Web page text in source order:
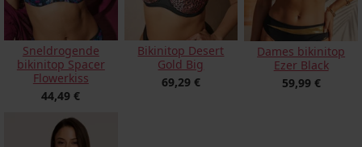
Sneldrogende
bikinitop Spacer
Flowerkiss
44,49 €
Bikinitop Desert
Gold Big
69,29 €
Dames bikinitop
Ezer Black
59,99 €